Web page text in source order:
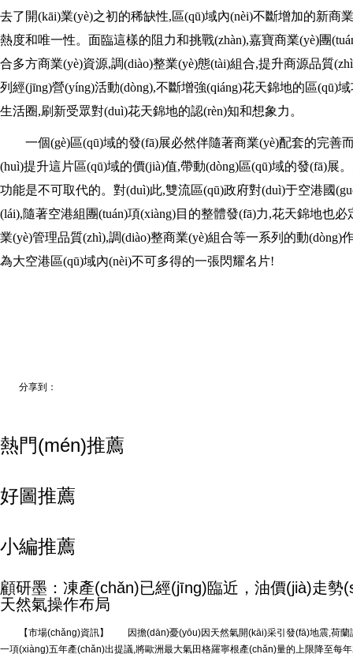
去了開(kāi)業(yè)之初的稀缺性,區(qū)域內(nèi)不斷增加的新商
熱度和唯一性。面臨這樣的阻力和挑戰(zhàn),嘉寶商業(yè)團
合多方商業(yè)資源,調(diào)整業(yè)態(tài)組合,提升商源品質
列經(jīng)營(yíng)活動(dòng),不斷增強(qiáng)花天錦地的區(qū)
生活圈,刷新受眾對(duì)花天錦地的認(rèn)知和想象力。
一個(gè)區(qū)域的發(fā)展必然伴隨著商業(yè)配套的完善
(huì)提升這片區(qū)域的價(jià)值,帶動(dòng)區(qū)域的發(fā)展
功能是不可取代的。對(duì)此,雙流區(qū)政府對(duì)于空港國
(lái),隨著空港組團(tuán)項(xiàng)目的整體發(fā)力,花天錦地也
業(yè)管理品質(zhì),調(diào)整商業(yè)組合等一系列的動(dòng)
為大空港區(qū)域內(nèi)不可多得的一張閃耀名片!
分享到：
熱門(mén)推薦
好圖推薦
小編推薦
顧研墨：凍產(chǎn)已經(jīng)臨近，油價(jià)走
天然氣操作布局
【市場(chǎng)資訊】 因擔(dān)憂(yōu)因天然氣開(kāi)采引發(fā)地震,荷蘭
一項(xiàng)五年產(chǎn)出提議,將歐洲最大氣田格羅寧根產(chǎn)量的上限降至每